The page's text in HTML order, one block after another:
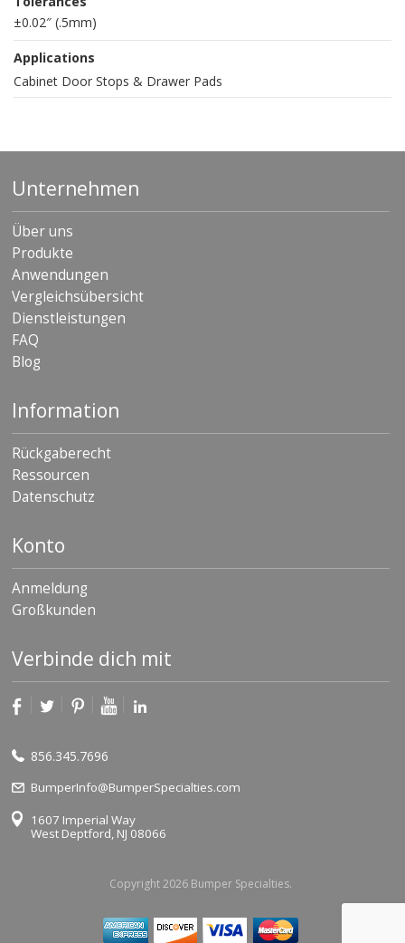
±0.02″ (.5mm)
Applications
Cabinet Door Stops & Drawer Pads
Unternehmen
Über uns
Produkte
Anwendungen
Vergleichsübersicht
Dienstleistungen
FAQ
Blog
Information
Rückgaberecht
Ressourcen
Datenschutz
Konto
Anmeldung
Großkunden
Verbinde dich mit
856.345.7696
BumperInfo@BumperSpecialties.com
1607 Imperial Way
West Deptford, NJ 08066
Copyright 2026 Bumper Specialties.